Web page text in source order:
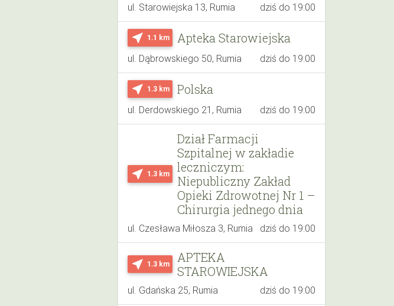
ul. Starowiejska 13, Rumia dziś do 19:00
near_me 1.1 km Apteka Starowiejska
ul. Dąbrowskiego 50, Rumia dziś do 19:00
near_me 1.3 km Polska
ul. Derdowskiego 21, Rumia dziś do 19:00
near_me 1.3 km
Dział Farmacji
Szpitalnej w zakładie
leczniczym:
Niepubliczny Zakład
Opieki Zdrowotnej Nr 1 –
Chirurgia jednego dnia
ul. Czesława Miłosza 3, Rumia dziś do 19:00
near_me 1.3 km
APTEKA
STAROWIEJSKA
ul. Gdańska 25, Rumia dziś do 19:00